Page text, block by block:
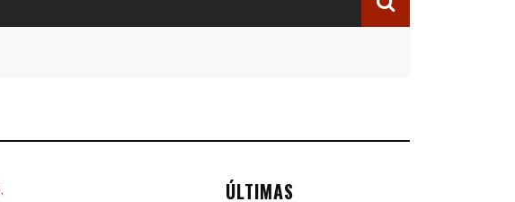
,
ÚLTIMAS